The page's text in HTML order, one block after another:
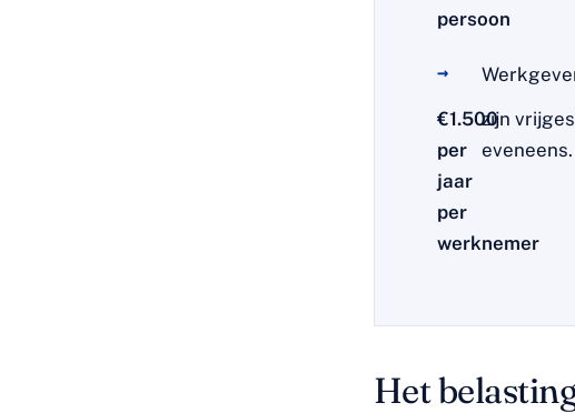
persoon
€1.500
per
jaar
per
werknemer
zijn
eveneens.
Het